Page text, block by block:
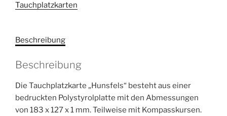
Tauchplatzkarten
Beschreibung
Beschreibung
Die Tauchplatzkarte „Hunsfels“ besteht aus einer
bedruckten Polystyrolplatte mit den Abmessungen
von 183 x 127 x 1 mm. Teilweise mit Kompasskursen.